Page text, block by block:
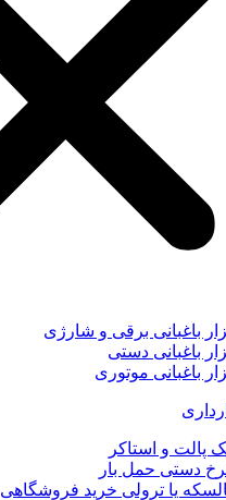
باغبانی برقی و شارژی
باغبانی دستی
باغبانی موتوری
پالت و استاکر
دستی حمل بار
یا ترولی خرید فروشگاهی